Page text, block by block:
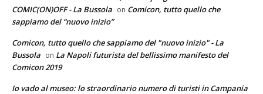
COMIC(ON)OFF - La Bussola on Comicon, tutto quello che
sappiamo del “nuovo inizio”
Comicon, tutto quello che sappiamo del "nuovo inizio" - La
Bussola on La Napoli futurista del bellissimo manifesto del
Comicon 2019
Io vado al museo: lo straordinario numero di turisti in Campania